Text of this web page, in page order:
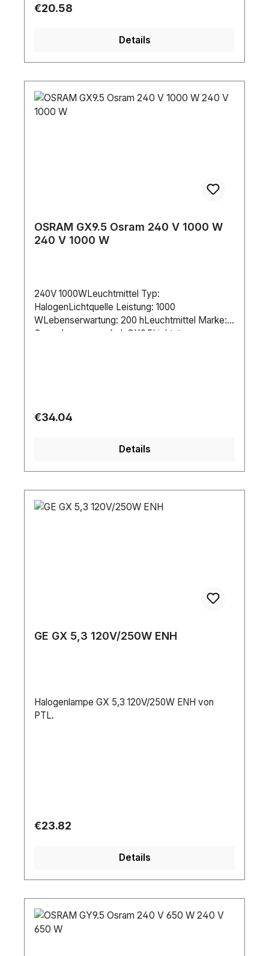
Regular price:
€20.58
Details
OSRAM GX9.5 Osram 240 V 1000 W
240 V 1000 W
240V 1000WLeuchtmittel Typ:
HalogenLichtquelle Leistung: 1000
WLebenserwartung: 200 hLeuchtmittel Marke:
OsramLampensockel: GX9.5Lichtstrom
Regular price:
€34.04
Details
GE GX 5,3 120V/250W ENH
Halogenlampe GX 5,3 120V/250W ENH von
PTL.
Regular price:
€23.82
Details